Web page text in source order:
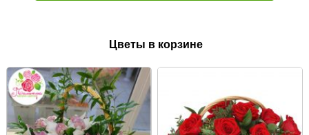
Цветы в корзине